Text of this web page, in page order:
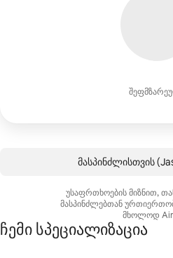
მასპინძლისთვის
უსაფრთხოების მიზნით,
მასპინძლებთან
მხოლოდ
ჩემი სპეციალიზაცია